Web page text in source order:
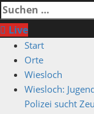
Suchen
nach:
Live
Start
Orte
Wiesloch
Wiesloch:
Polizei sucht